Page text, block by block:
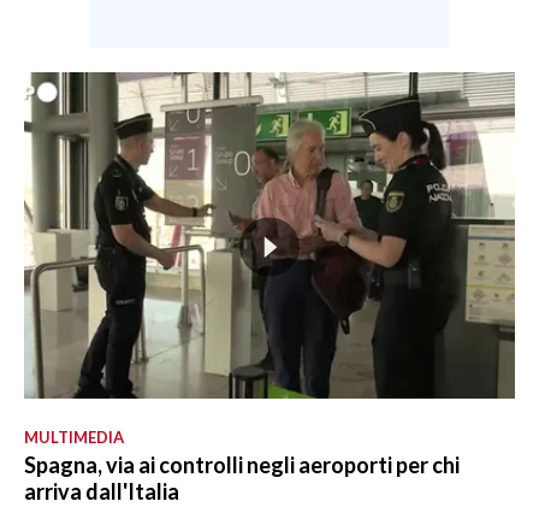
MULTIMEDIA
Spagna, via ai controlli negli aeroporti per chi
arriva dall'Italia